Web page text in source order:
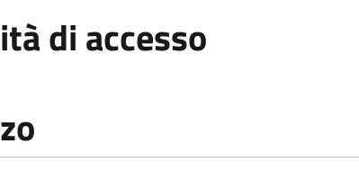
di accesso